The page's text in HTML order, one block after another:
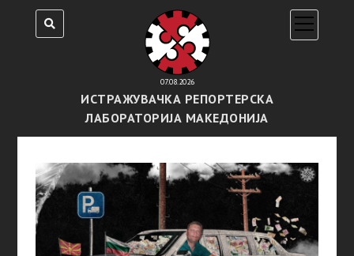
07.08.2026
ИСТРАЖУВАЧКА РЕПОРТЕРСКА
ЛАБОРАТОРИЈА МАКЕДОНИЈА
open
menu